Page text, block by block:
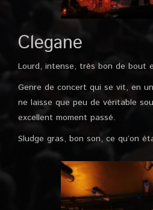
Clegane
Lourd, intense, très bon de bout
Genre de concert qui se vit, en
ne laisse que peu de véritable
excellent moment passé.
Sludge gras, bon son, ce qu’on